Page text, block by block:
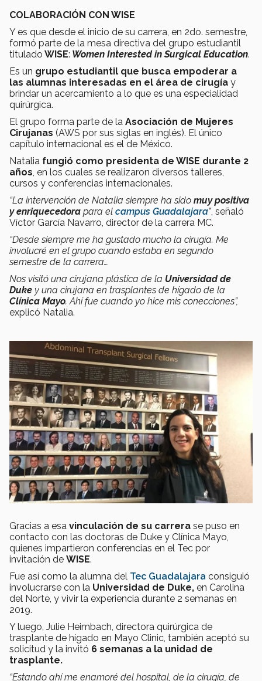
COLABORACIÓN CON WISE
Y es que desde el inicio de su carrera, en 2do. semestre,
formó parte de la mesa directiva del grupo estudiantil
titulado WISE: Women Interested in Surgical Education.
Es un grupo estudiantil que busca empoderar a
las alumnas interesadas en el área de cirugía y
brindar un acercamiento a lo que es una especialidad
quirúrgica.
El grupo forma parte de la Asociación de Mujeres
Cirujanas (AWS por sus siglas en inglés). El único
capítulo internacional es el de México.
Natalia fungió como presidenta de WISE durante 2
años, en los cuales se realizaron diversos talleres,
cursos y conferencias internacionales.
“La intervención de Natalia siempre ha sido muy positiva
y enriquecedora para el campus Guadalajara”, señaló
Víctor García Navarro, director de la carrera MC.
“Desde siempre me ha gustado mucho la cirugía. Me
involucré en el grupo cuando estaba en segundo
semestre de la carrera…
Nos visitó una cirujana plástica de la Universidad de
Duke y una cirujana en trasplantes de hígado de la
Clínica Mayo. Ahí fue cuando yo hice mis conecciones”,
explicó Natalia.
Gracias a esa vinculación de su carrera se puso en
contacto con las doctoras de Duke y Clínica Mayo,
quienes impartieron conferencias en el Tec por
invitación de WISE.
Fue así como la alumna del Tec Guadalajara consiguió
involucrarse con la Universidad de Duke, en Carolina
del Norte, y vivir la experiencia durante 2 semanas en
2019.
Y luego, Julie Heimbach, directora quirúrgica de
trasplante de hígado en Mayo Clinic, también aceptó su
solicitud y la invitó 6 semanas a la unidad de
trasplante.
“Estando ahí me enamoré del hospital, de la cirugía, de